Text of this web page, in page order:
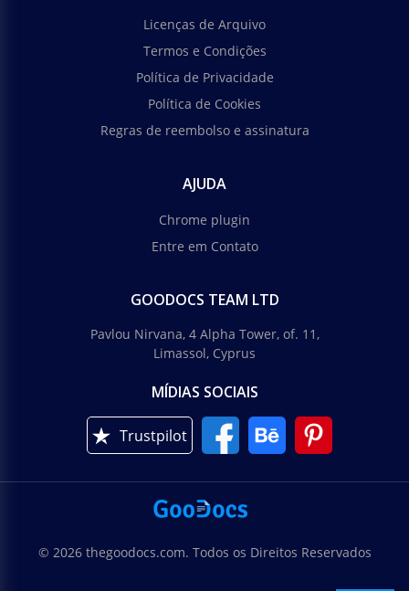
Licenças de Arquivo
Termos e Condições
Política de Privacidade
Política de Cookies
Regras de reembolso e assinatura
AJUDA
Chrome plugin
Entre em Contato
GOODOCS TEAM LTD
Pavlou Nirvana, 4 Alpha Tower, of. 11,
Limassol, Cyprus
MÍDIAS SOCIAIS
Trustpilot
© 2026 thegoodocs.com. Todos os Direitos Reservados